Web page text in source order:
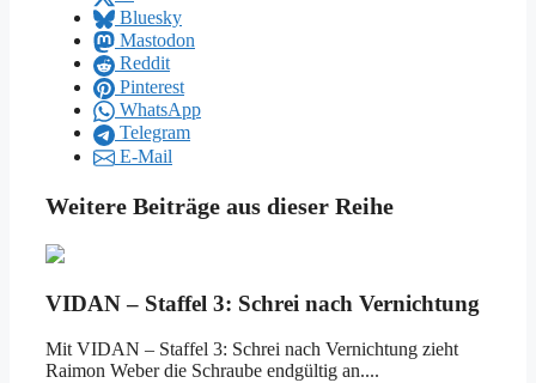
Bluesky
Mastodon
Reddit
Pinterest
WhatsApp
Telegram
E-Mail
Weitere Beiträge aus dieser Reihe
VIDAN – Staffel 3: Schrei nach Vernichtung
Mit VIDAN – Staffel 3: Schrei nach Vernichtung zieht
Raimon Weber die Schraube endgültig an....